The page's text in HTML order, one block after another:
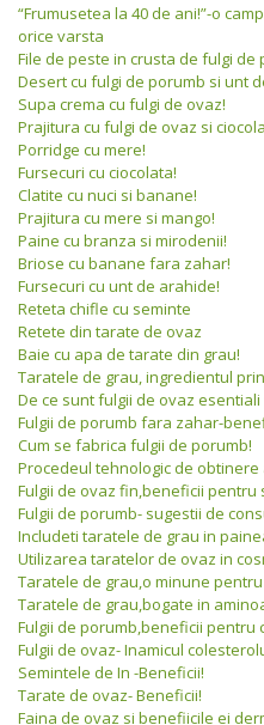
“Frumusetea la 40 de ani!”-o
orice varsta
File de peste in crusta de fulgi de
Desert cu fulgi de porumb si unt
Supa crema cu fulgi de ovaz!
Prajitura cu fulgi de ovaz si
Porridge cu mere!
Fursecuri cu ciocolata!
Clatite cu nuci si banane!
Prajitura cu mere si mango!
Paine cu branza si mirodenii!
Briose cu banane fara zahar!
Fursecuri cu unt de arahide!
Reteta chifle cu seminte
Retete din tarate de ovaz
Baie cu apa de tarate din grau!
Taratele de grau, ingredientul
De ce sunt fulgii de ovaz
Fulgii de porumb fara zahar-
Cum se fabrica fulgii de porumb!
Procedeul tehnologic de
Fulgii de ovaz fin,beneficii pentru
Fulgii de porumb- sugestii de
Includeti taratele de grau in
Utilizarea taratelor de ovaz in
Taratele de grau,o minune
Taratele de grau,bogate in
Fulgii de porumb,beneficii pentru
Fulgii de ovaz- Inamicul
Semintele de In -Beneficii!
Tarate de ovaz- Beneficii!
Faina de ovaz si benefiicile ei